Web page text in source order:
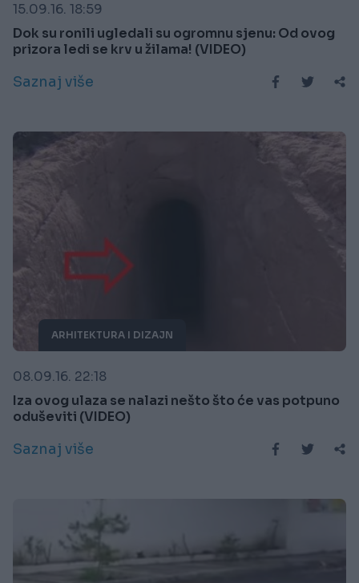
15.09.16. 18:59
Dok su ronili ugledali su ogromnu sjenu: Od ovog
prizora ledi se krv u žilama! (VIDEO)
Saznaj više
ARHITEKTURA I DIZAJN
08.09.16. 22:18
Iza ovog ulaza se nalazi nešto što će vas potpuno
oduševiti (VIDEO)
Saznaj više